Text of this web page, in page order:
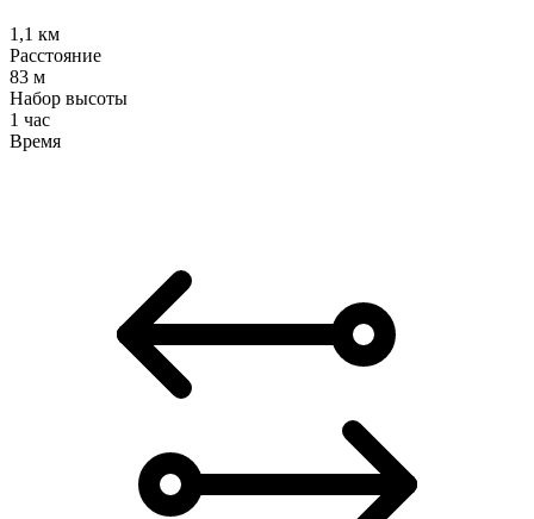
1,1 км
Расстояние
83 м
Набор высоты
1 час
Время